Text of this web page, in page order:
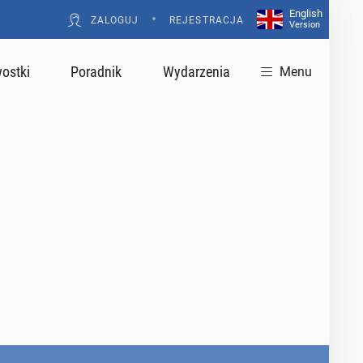
ZALOGUJ • REJESTRACJA
English
Version
Poradnik Wydarzenia Menu